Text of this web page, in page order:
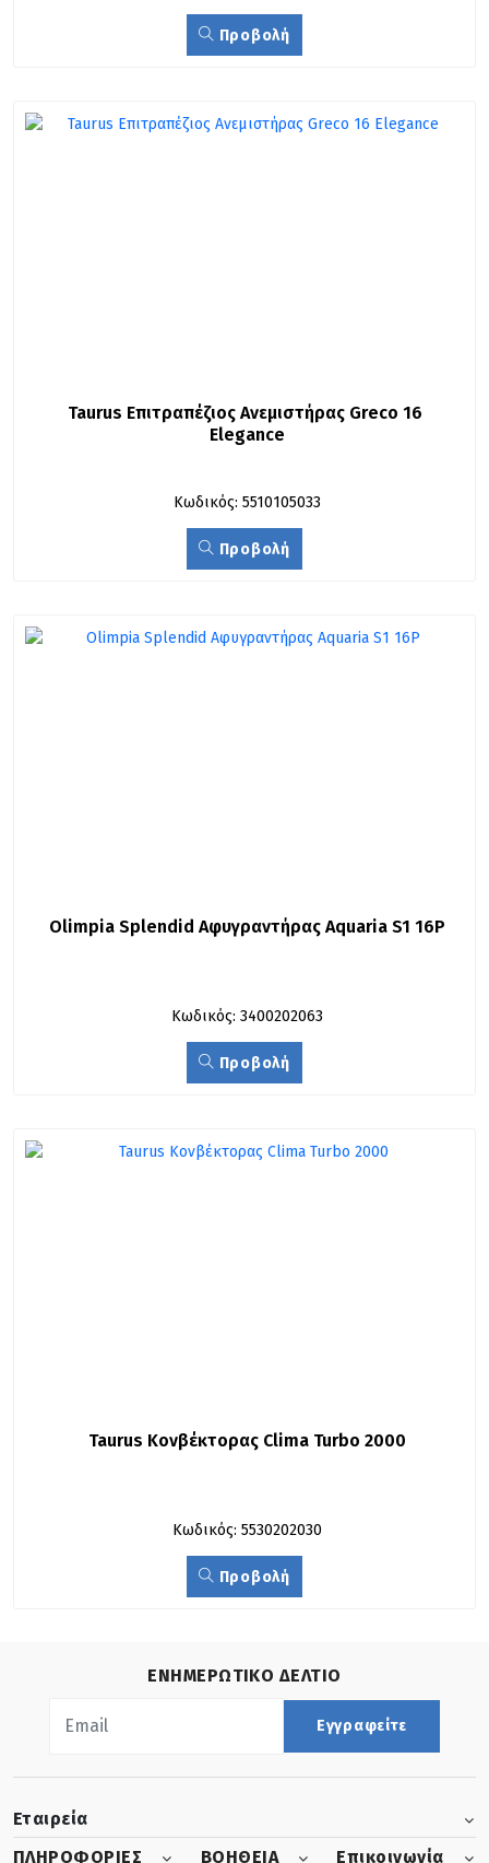
Προβολή
Taurus Επιτραπέζιος Ανεμιστήρας Greco 16
Elegance
Κωδικός: 5510105033
Προβολή
Olimpia Splendid Αφυγραντήρας Aquaria S1 16P
Κωδικός: 3400202063
Προβολή
Taurus Κoνβέκτορας Clima Turbo 2000
Κωδικός: 5530202030
Προβολή
ΕΝΗΜΕΡΩΤΙΚΟ ΔΕΛΤΙΟ
Εγγραφείτε
Εταιρεία
ΠΛΗΡΟΦΟΡΙΕΣ
ΒΟΗΘΕΙΑ Επικοινωνία